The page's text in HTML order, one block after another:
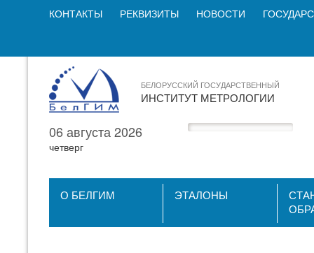
КОНТАКТЫ РЕКВИЗИТЫ НОВОСТИ
БЕЛОРУССКИЙ ГОСУДАРСТВЕННЫЙ
ИНСТИТУТ МЕТРОЛОГИИ
06 августа 2026
четверг
О БЕЛГИМ ЭТАЛОНЫ